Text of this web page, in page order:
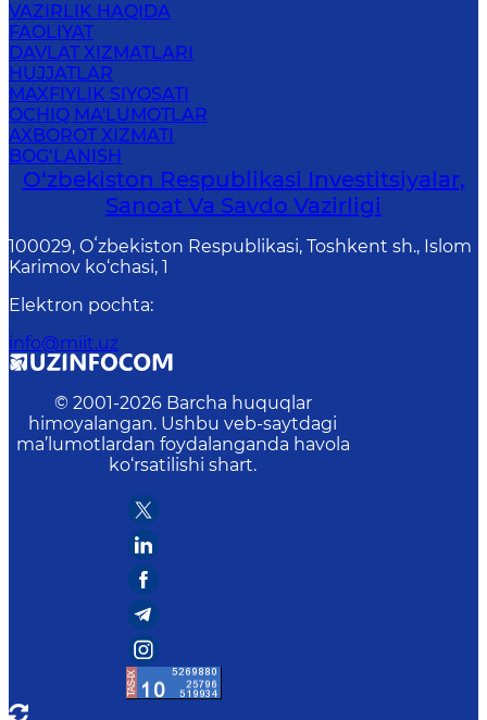
VAZIRLIK HAQIDA
FAOLIYAT
DAVLAT XIZMATLARI
HUJJATLAR
MAXFIYLIK SIYOSATI
OCHIQ MA'LUMOTLAR
AXBOROT XIZMATI
BOG‘LANISH
O‘zbekiston Respublikasi Investitsiyalar,
Sanoat Va Savdo Vazirligi
100029, Oʻzbekiston Respublikasi, Toshkent sh., Islom
Karimov ko‘chasi, 1
Elektron pochta:
info@miit.uz
© 2001-2026 Barcha huquqlar
himoyalangan. Ushbu veb-saytdagi
ma’lumotlardan foydalanganda havola
ko‘rsatilishi shart.